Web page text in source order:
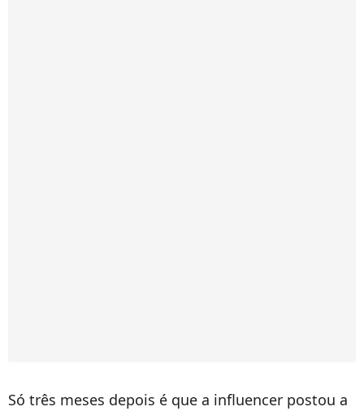
Só três meses depois é que a influencer postou a